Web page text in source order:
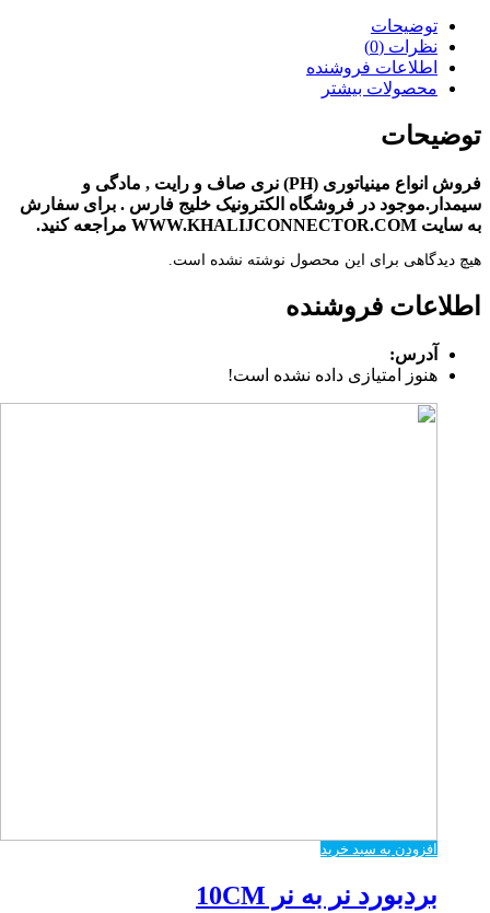
توضیحات
نظرات (0)
اطلاعات فروشنده
محصولات بیشتر
توضیحات
فروش انواع مینیاتوری (PH) نری صاف و رایت , مادگی و
سیمدار.موجود در فروشگاه الکترونیک خلیج فارس . برای سفارش
به سایت WWW.KHALIJCONNECTOR.COM مراجعه کنید.
هیچ دیدگاهی برای این محصول نوشته نشده است.
اطلاعات فروشنده
آدرس:
هنوز امتیازی داده نشده است!
افزودن به سبد خرید
بردبورد نر به نر 10CM